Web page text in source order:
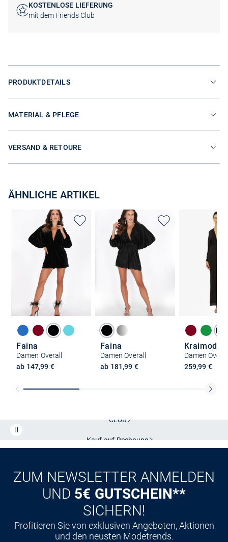
KOSTENLOSE LIEFERUNG
mit dem Friends Club
PRODUKTDETAILS
MATERIAL & PFLEGE
VERSAND & RETOURE
ÄHNLICHE ARTIKEL
Faina
Damen Overall
ab 147,99 €
Faina
Damen Overall
ab 181,99 €
Kraimod
Damen
259,99 €
CLUB
Kauf auf Rechnung
ZUM NEWSLETTER ANMELDEN
UND 5€ GUTSCHEIN**
SICHERN!
Profitieren Sie von exklusiven Angeboten, Aktionen
und den neusten Modetrends.